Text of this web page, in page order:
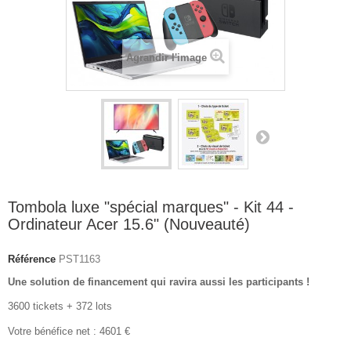
Agrandir l'image
Tombola luxe "spécial marques" - Kit 44 -
Ordinateur Acer 15.6" (Nouveauté)
Référence PST1163
Une solution de financement qui ravira aussi les participants !
3600 tickets + 372 lots
Votre bénéfice net : 4601 €